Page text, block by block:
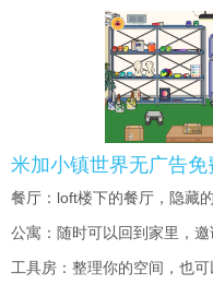
米加小镇世界无广告免
餐厅：loft楼下的餐厅，隐藏
公寓：随时可以回到家里，
工具房：整理你的空间，也